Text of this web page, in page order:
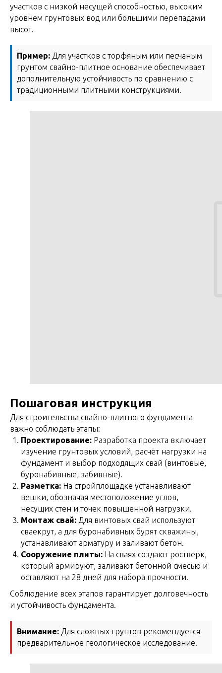
участков с низкой несущей способностью, высоким
уровнем грунтовых вод или большими перепадами
высот.
Пример: Для участков с торфяным или песчаным
грунтом свайно-плитное основание обеспечивает
дополнительную устойчивость по сравнению с
традиционными плитными конструкциями.
Пошаговая инструкция
Для строительства свайно-плитного фундамента
важно соблюдать этапы:
Проектирование: Разработка проекта включает
изучение грунтовых условий, расчёт нагрузки на
фундамент и выбор подходящих свай (винтовые,
буронабивные, забивные).
Разметка: На стройплощадке устанавливают
вешки, обозначая местоположение углов,
несущих стен и точек повышенной нагрузки.
Монтаж свай: Для винтовых свай используют
сваекрут, а для буронабивных бурят скважины,
устанавливают арматуру и заливают бетон.
Сооружение плиты: На сваях создают ростверк,
который армируют, заливают бетонной смесью и
оставляют на 28 дней для набора прочности.
Соблюдение всех этапов гарантирует долговечность
и устойчивость фундамента.
Внимание: Для сложных грунтов рекомендуется
предварительное геологическое исследование.